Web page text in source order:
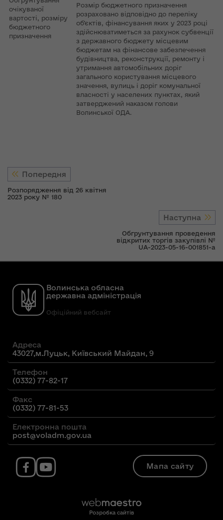
очікуваної
вартості, розміру
бюджетного
призначення
Розмір бюджетного призначення
розраховано відповідно до переліку
об’єктів, фінансування яких у 2023 році
здійснюватиметься за рахунок субвенції
з державного бюджету місцевим
бюджетам на фінансове забезпечення
будівництва, реконструкції, ремонту і
утримання автомобільних доріг
загального користування місцевого
значення, вулиць і доріг комунальної
власності у населених пунктах, який
затверджений наказом голови
Волинської ОДА.
Попередня
Розпорядження від 26 квітня
2023 року № 180
Наступна
Обгрунтування проведення
відкритих торгів закупівлі №
UA-2023-05-16-001851-a
Волинська обласна
державна адміністрація
Офіційний вебсайт
Адреса
43027,м.Луцьк, Київський Майдан, 9
Телефон
(0332) 77-82-17
Факс
(0332) 77-81-53
Електронна пошта
post@voladm.gov.ua
Мапа сайту
Розробка сайтів